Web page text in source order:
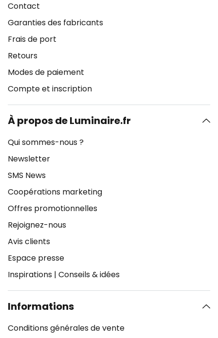
Contact
Garanties des fabricants
Frais de port
Retours
Modes de paiement
Compte et inscription
À propos de Luminaire.fr
Qui sommes-nous ?
Newsletter
SMS News
Coopérations marketing
Offres promotionnelles
Rejoignez-nous
Avis clients
Espace presse
Inspirations | Conseils & idées
Informations
Conditions générales de vente